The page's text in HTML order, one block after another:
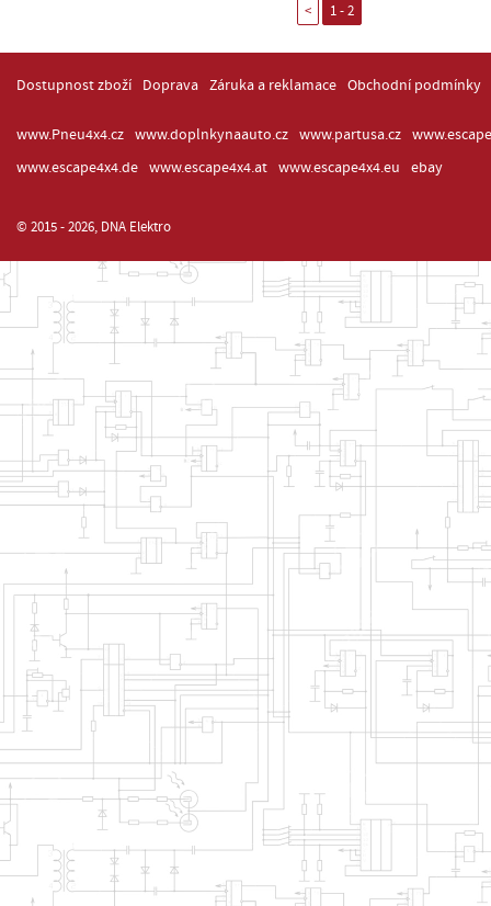
< 1 - 2
Dostupnost zboží Doprava Záruka a reklamace Obchodní podmínky
www.Pneu4x4.cz www.doplnkynaauto.cz www.partusa.cz
www.escape4x4.de
www.escape4x4.at www.escape4x4.eu ebay
© 2015 - 2026, DNA Elektro